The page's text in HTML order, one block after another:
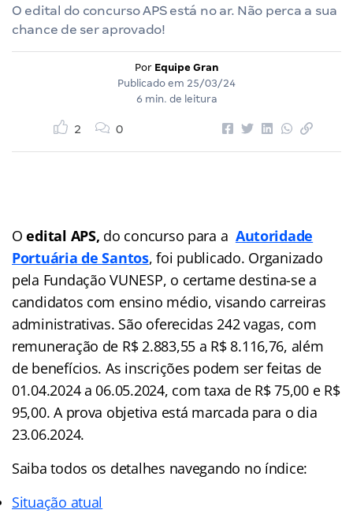
O edital do concurso APS está no ar. Não perca a sua
chance de ser aprovado!
Por Equipe Gran
Publicado em 25/03/24
6 min. de leitura
2 0
O edital APS, do concurso para a Autoridade
Portuária de Santos, foi publicado. Organizado
pela Fundação VUNESP, o certame destina-se a
candidatos com ensino médio, visando carreiras
administrativas. São oferecidas 242 vagas, com
remuneração de R$ 2.883,55 a R$ 8.116,76, além
de benefícios. As inscrições podem ser feitas de
01.04.2024 a 06.05.2024, com taxa de R$ 75,00 e R$
95,00. A prova objetiva está marcada para o dia
23.06.2024.
Saiba todos os detalhes navegando no índice:
Situação atual